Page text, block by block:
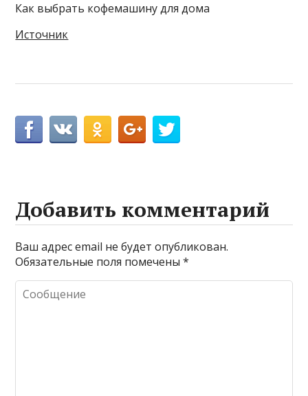
Как выбрать кофемашину для дома
Источник
Добавить комментарий
Ваш адрес email не будет опубликован.
Обязательные поля помечены*